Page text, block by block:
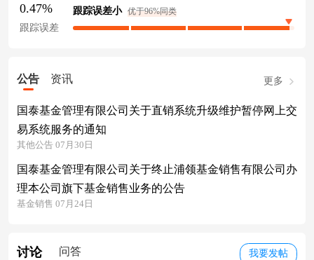
0.47%
跟踪误差
跟踪误差小 优于96%同类
公告 资讯 更多
国泰基金管理有限公司关于直销系统升级维护暂停网上交
易系统服务的通知
其他公告 07月30日
国泰基金管理有限公司关于终止浦领基金销售有限公司办
理本公司旗下基金销售业务的公告
基金销售 07月24日
我要发帖
讨论 问答